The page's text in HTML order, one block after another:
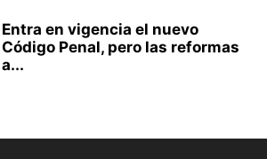
Entra en vigencia el nuevo
Código Penal, pero las reformas
a...